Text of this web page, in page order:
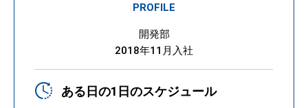
PROFILE
開発部
2018年11月入社
ある日の1日のスケジュール